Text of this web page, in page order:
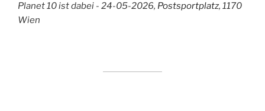
Planet 10 ist dabei - 24-05-2026, Postsportplatz, 1170
Wien